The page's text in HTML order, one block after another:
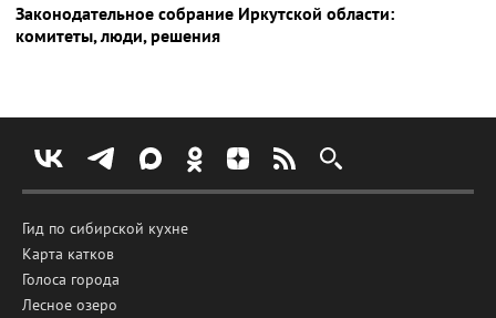
Законодательное собрание Иркутской области:
комитеты, люди, решения
Гид по сибирской кухне
Карта катков
Голоса города
Лесное озеро